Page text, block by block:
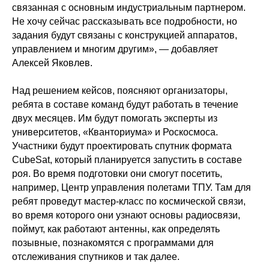
связанная с основным индустриальным партнером.
Не хочу сейчас рассказывать все подробности, но
задания будут связаны с конструкцией аппаратов,
управлением и многим другим», — добавляет
Алексей Яковлев.
Над решением кейсов, поясняют организаторы,
ребята в составе команд будут работать в течение
двух месяцев. Им будут помогать эксперты из
университетов, «Кванториума» и Роскосмоса.
Участники будут проектировать спутник формата
CubeSat, который планируется запустить в составе
роя. Во время подготовки они смогут посетить,
например, Центр управления полетами ТПУ. Там для
ребят проведут мастер-класс по космической связи,
во время которого они узнают основы радиосвязи,
поймут, как работают антенны, как определять
позывные, познакомятся с программами для
отслеживания спутников и так далее.